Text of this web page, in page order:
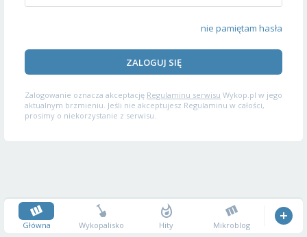
nie pamiętam hasła
ZALOGUJ SIĘ
Zalogowanie oznacza akceptację Regulaminu serwisu Wykop.pl w jego
aktualnym brzmieniu. Jeśli nie akceptujesz Regulaminu w całości,
prosimy o niekorzystanie z serwisu.
Główna Wykopalisko Hity Mikroblog